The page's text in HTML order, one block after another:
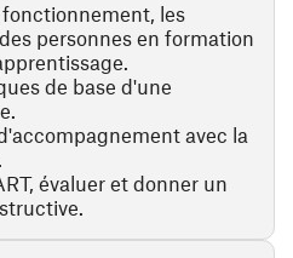
les
personnes en formation
de base d'une
avec la
évaluer et donner un